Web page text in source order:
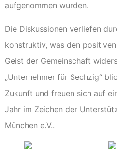
aufgenommen wurden.
Die Diskussionen verliefen
konstruktiv, was den
Geist der Gemeinschaft
„Unternehmer für Sechzig“
Zukunft und freuen sich auf
Jahr im Zeichen der
München e.V..